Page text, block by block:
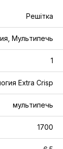
Решітка
Мультипечь
1
Extra Crisp
мультипечь
1700